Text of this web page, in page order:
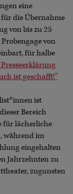
eine
die Übernahme
von bis zu 25
von
für halbe
ist geschafft!"
ist
Bereich
für lächerliche
während im
eingehalten
Jahrzehnten zu
zugunsten